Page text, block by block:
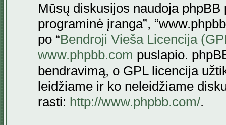
Mūsų diskusijos naudoja phpBB
programinė įranga”,
po “Bendroji Vieša Licencija
www.phpbb.com puslapio.
bendravimą, o GPL licencija
leidžiame ir ko neleidžiame
rasti: http://www.phpbb.com/.